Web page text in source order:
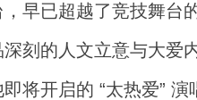
早已超越了竞技舞台
刻的人文立意与大爱
将开启的 “太热爱”